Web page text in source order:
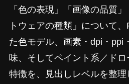
「色の表現」「画像の品質
トウェアの種類」について
た色モデル、画素・dpi・ppi
味、そしてペイント系／ド
特徴を、見出しレベルを整